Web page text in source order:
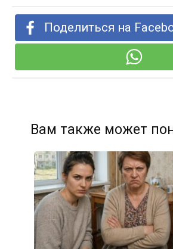
Поделиться на
Вам также может